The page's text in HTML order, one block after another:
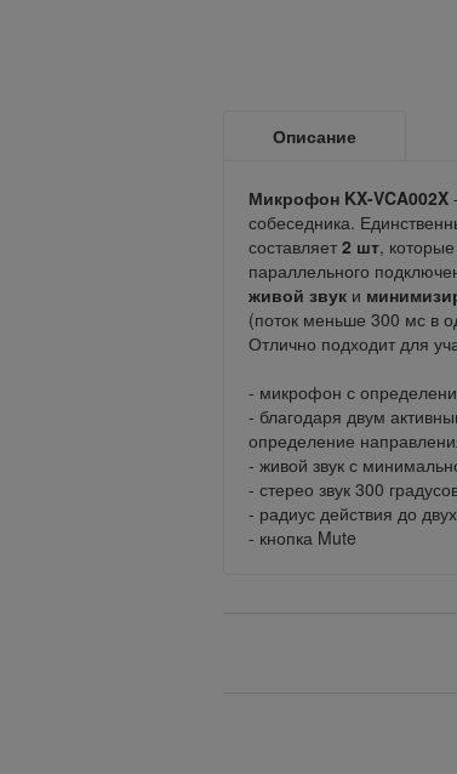
Описание
Микрофон KX-VCA002X
собеседника.
составляет 2 шт,
параллельного
живой звук и
(поток меньше 300 мс в
Отлично подходит для
- микрофон с
- благодаря двум
определение
- живой звук с
- стерео звук 300
- радиус действия до
- кнопка Mute